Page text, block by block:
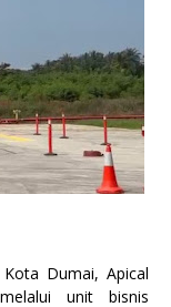
Dumai, Apical
unit bisnis